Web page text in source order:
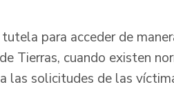
para acceder de
Tierras, cuando existen
las solicitudes de las